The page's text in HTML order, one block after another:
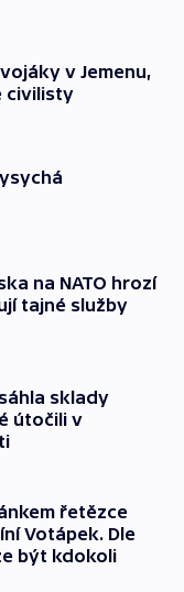
v Jemenu,
civilisty
na NATO hrozí
tajné služby
sklady
útočili v
řetězce
Votápek. Dle
být kdokoli